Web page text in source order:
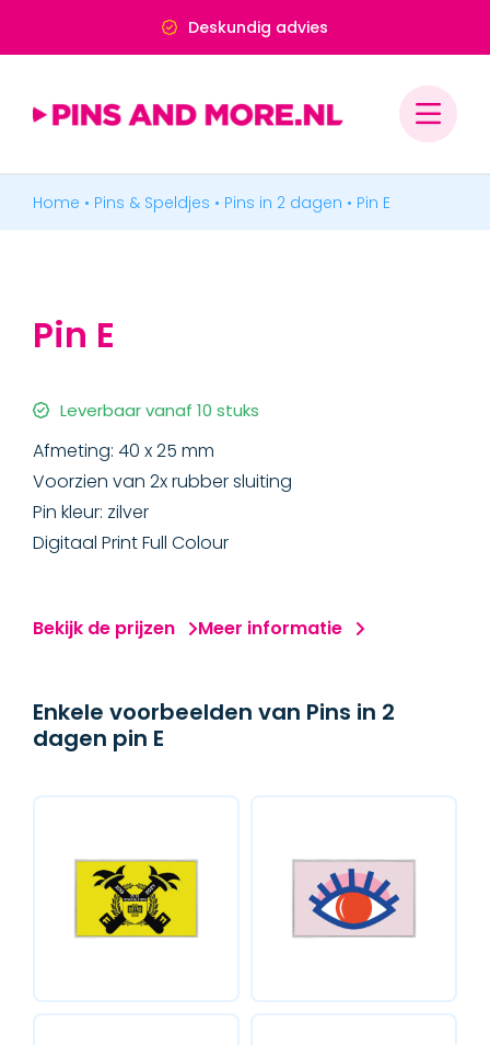
Deskundig advies
Home • Pins & Speldjes • Pins in 2 dagen • Pin E
Pin E
Leverbaar vanaf 10 stuks
Afmeting: 40 x 25 mm
Voorzien van 2x rubber sluiting
Pin kleur: zilver
Digitaal Print Full Colour
Bekijk de prijzen Meer informatie
Enkele voorbeelden van Pins in 2
dagen pin E
PINS & SPELDJES
MERCHANDISE
BADGES & LABELS